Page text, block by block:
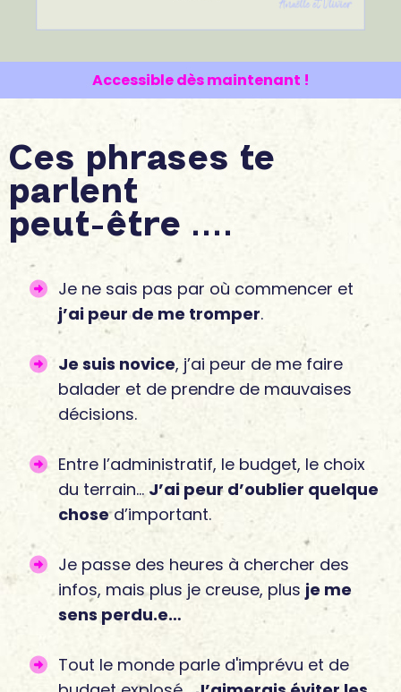
Accessible dès maintenant !
Ces phrases te
parlent
peut-être ....
Je ne sais pas par où commencer et
j’ai peur de me tromper.
Je suis novice, j’ai peur de me faire
balader et de prendre de mauvaises
décisions.
Entre l’administratif, le budget, le choix
du terrain… J’ai peur d’oublier quelque
chosed’important.
Je passe des heures à chercher des
infos, mais plus je creuse, plus je me
sens perdu.e…
Tout le monde parle d'imprévu et de